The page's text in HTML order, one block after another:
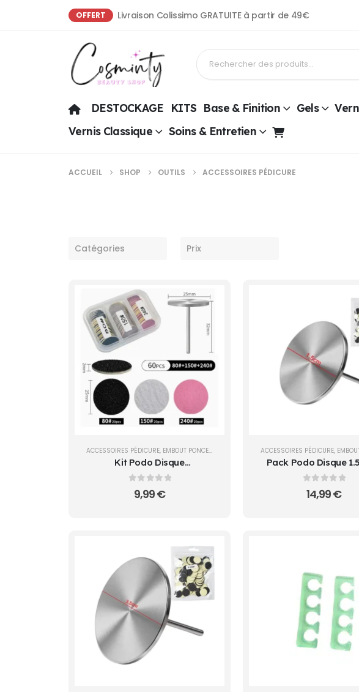
OFFERT Livraison Colissimo GRATUITE à partir de 49€
DESTOCKAGE KITS Base & Finition Gels
Vernis Classique
Soins & Entretien
ACCUEIL SHOP OUTILS ACCESSOIRES PÉDICURE
Catégories Prix
ACCESSOIRES PÉDICURE, EMBOUT PONCEUSE
Kit Podo Disque
Professionnel (80/150/240)
sur 5
9,99€
ACCESSOIRES PÉDICURE, EMBOUT
Pack Podo Disque
100 Disques Adhésifs
0sur 5
14,99€